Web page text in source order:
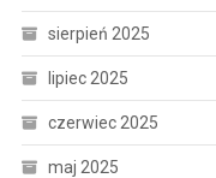
sierpień 2025
lipiec 2025
czerwiec 2025
maj 2025